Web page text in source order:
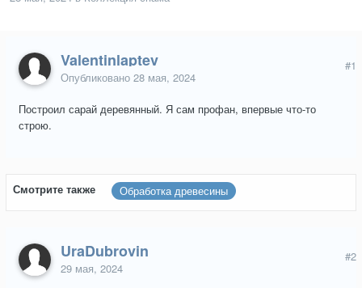
Valentinlaptev
Опубликовано 28 мая, 2024
#1
Построил сарай деревянный. Я сам профан, впервые что-то
строю.
Смотрите также Обработка древесины
UraDubrovin
29 мая, 2024
#2